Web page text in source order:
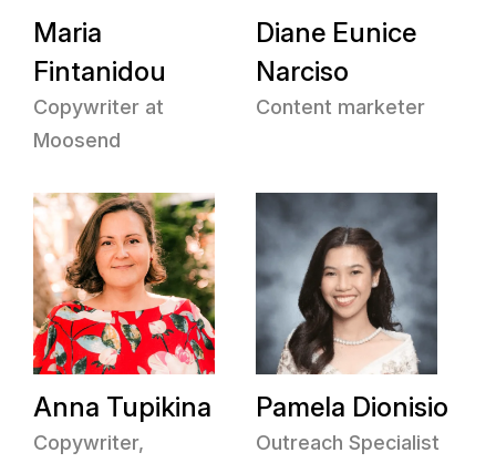
Maria
Fintanidou
Copywriter at
Moosend
Diane Eunice
Narciso
Content marketer
Anna Tupikina
Copywriter,
Pamela Dionisio
Outreach Specialist